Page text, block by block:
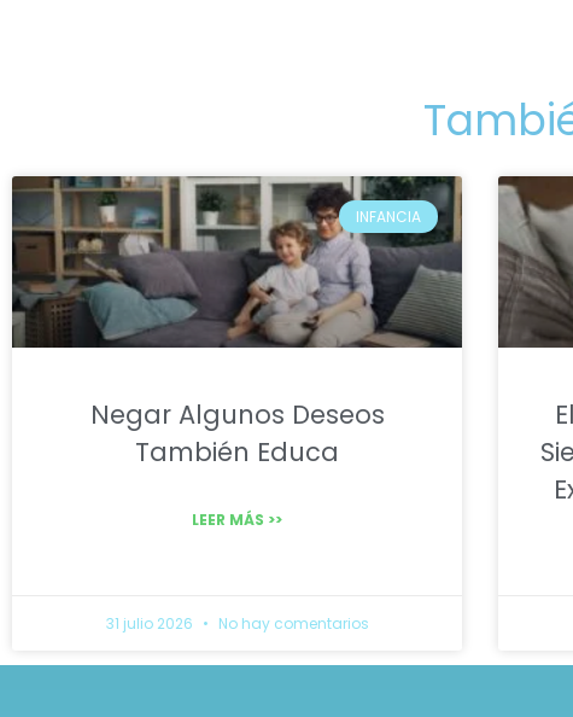
INFANCIA
Negar Algunos Deseos
También Educa
LEER MÁS >>
31 julio 2026 No hay comentarios